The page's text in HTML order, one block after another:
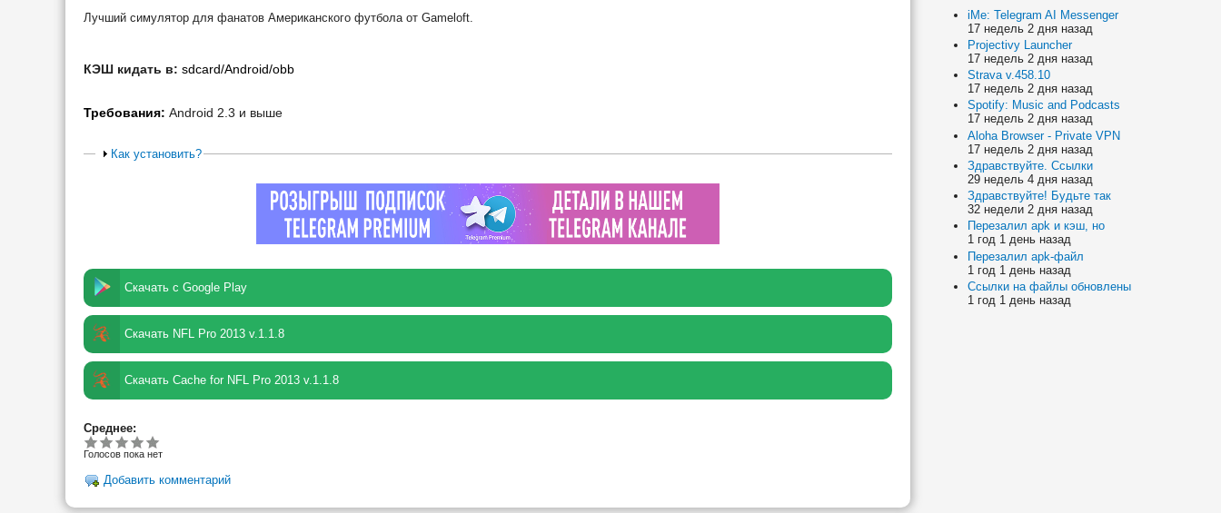
Лучший симулятор для фанатов Американского футбола от Gameloft.
КЭШ кидать в: sdcard/Android/obb
Требования: Android 2.3 и выше
Как установить?
Скачать с Google Play
Скачать NFL Pro 2013 v.1.1.8
Скачать Cache for NFL Pro 2013 v.1.1.8
Среднее:
Голосов пока нет
Добавить комментарий
iMe: Telegram AI Messenger
17 недель 2 дня назад
Projectivy Launcher
17 недель 2 дня назад
Strava v.458.10
17 недель 2 дня назад
Spotify: Music and Podcasts
17 недель 2 дня назад
Aloha Browser - Private VPN
17 недель 2 дня назад
Здравствуйте. Ссылки
29 недель 4 дня назад
Здравствуйте! Будьте так
32 недели 2 дня назад
Перезалил apk и кэш, но
1 год 1 день назад
Перезалил apk-файл
1 год 1 день назад
Ссылки на файлы обновлены
1 год 1 день назад